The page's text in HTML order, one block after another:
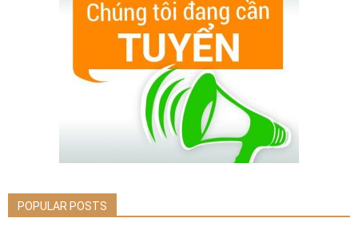
POPULAR POSTS